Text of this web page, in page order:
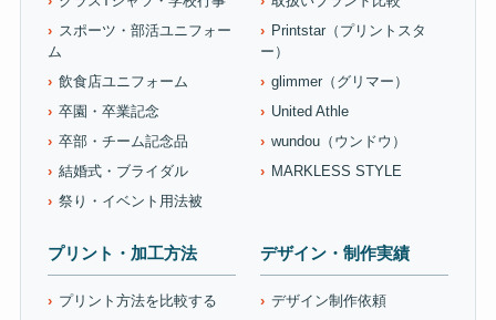
スポーツ・部活ユニフォー
ム
飲食店ユニフォーム
卒園・卒業記念
卒部・チーム記念品
結婚式・ブライダル
祭り・イベント用法被
Printstar（プリントスタ
ー）
glimmer（グリマー）
United Athle
wundou（ウンドウ）
MARKLESS STYLE
プリント・加工方法
プリント方法を比較する
デザイン・制作実績
デザイン制作依頼